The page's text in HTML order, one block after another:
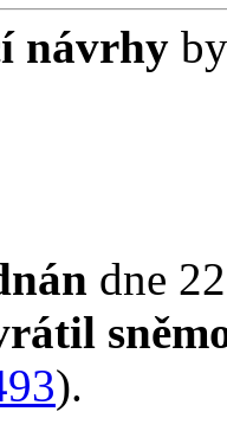
návrhy
dne
).